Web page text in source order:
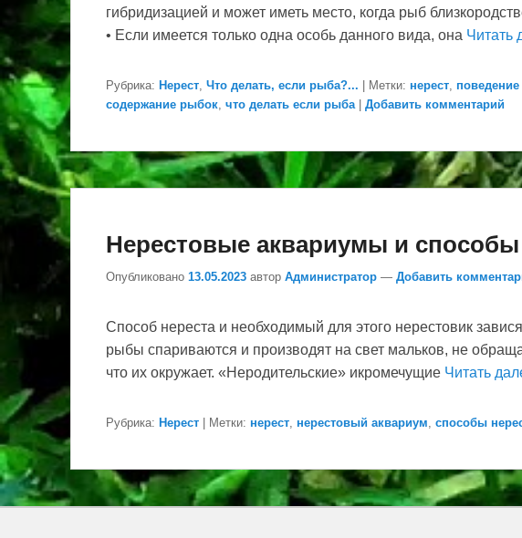
гибридизацией и может иметь место, когда рыб
• Если имеется только одна особь данного вида, она Читать
Рубрика: Нерест Что делать, если рыба?... | Метки: нерест
содержание рыбок что делать если рыба | Добавить комментарий
Нерестовые аквариумы и способы
Опубликовано 13.05.2023 автор Администратор — Добавить
Способ нереста и необходимый для этого нерестовик
рыбы спариваются и производят на свет мальков, не
что их окружает. «Неродительские» икромечущие Читать
Рубрика: Нерест Метки: нерест, нерестовый аквариум, способы